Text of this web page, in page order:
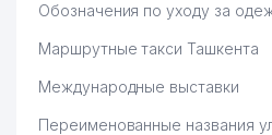
Обозначения по уходу за
Маршрутные такси Ташкента
Международные выставки
Переименованные названия